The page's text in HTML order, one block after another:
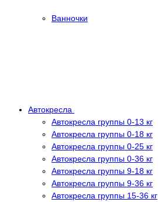
Ванночки
Автокресла
Автокресла группы 0-13 кг
Автокресла группы 0-18 кг
Автокресла группы 0-25 кг
Автокресла группы 0-36 кг
Автокресла группы 9-18 кг
Автокресла группы 9-36 кг
Автокресла группы 15-36 кг